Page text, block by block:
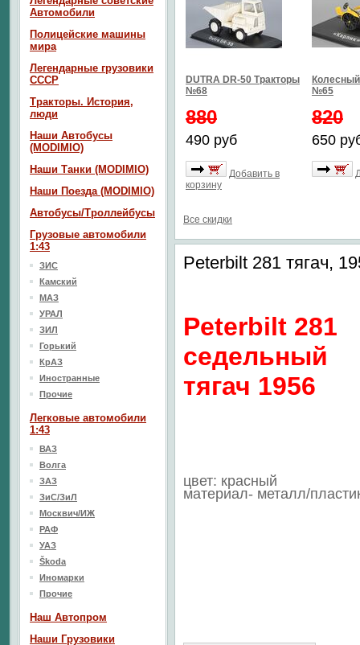
DUTRA DR-50 Тракторы
№68
880
490 руб
Добавить в
корзину
№65
820
650
Все скидки
Peterbilt 281 тягач,
Peterbilt 281
седельный
тягач 1956
цвет: красный
материал- металл/
Автомобили
Полицейские машины
мира
Легендарные грузовики
СССР
Тракторы. История,
люди
Наши Автобусы
(MODIMIO)
Наши Танки (MODIMIO)
Наши Поезда (MODIMIO)
Автобусы/Троллейбусы
Грузовые автомобили
1:43
ЗИС
Камский
МАЗ
УРАЛ
ЗИЛ
Горький
КрАЗ
Иностранные
Прочие
Легковые автомобили
1:43
ВАЗ
Волга
ЗАЗ
ЗиС/ЗиЛ
Москвич/ИЖ
РАФ
УАЗ
Škoda
Иномарки
Прочие
Наш Aвтопром
Наши Грузовики